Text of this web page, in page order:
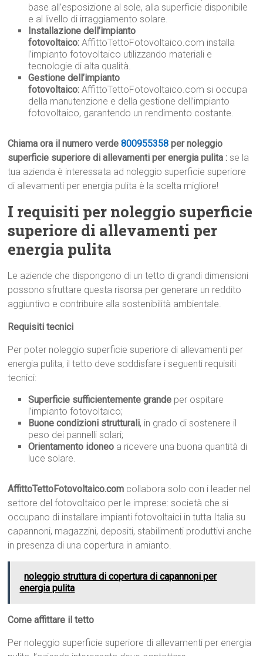
base all’esposizione al sole, alla superficie disponibile
e al livello di irraggiamento solare.
Installazione dell’impianto
fotovoltaico: AffittoTettoFotovoltaico.com installa
l’impianto fotovoltaico utilizzando materiali e
tecnologie di alta qualità.
Gestione dell’impianto
fotovoltaico: AffittoTettoFotovoltaico.com si occupa
della manutenzione e della gestione dell’impianto
fotovoltaico, garantendo un rendimento costante.
Chiama ora il numero verde800955358 per noleggio
superficie superiore di allevamenti per energia pulita : se la
tua azienda è interessata ad noleggio superficie superiore
di allevamenti per energia pulita è la scelta migliore!
I requisiti per noleggio superficie
superiore di allevamenti per
energia pulita
Le aziende che dispongono di un tetto di grandi dimensioni
possono sfruttare questa risorsa per generare un reddito
aggiuntivo e contribuire alla sostenibilità ambientale.
Requisiti tecnici
Per poter noleggio superficie superiore di allevamenti per
energia pulita, il tetto deve soddisfare i seguenti requisiti
tecnici:
Superficie sufficientemente grande per ospitare
l’impianto fotovoltaico;
Buone condizioni strutturali, in grado di sostenere il
peso dei pannelli solari;
Orientamento idoneo a ricevere una buona quantità di
luce solare.
AffittoTettoFotovoltaico.com collabora solo con i leader nel
settore del fotovoltaico per le imprese: società che si
occupano di installare impianti fotovoltaici in tutta Italia su
capannoni, magazzini, depositi, stabilimenti produttivi anche
in presenza di una copertura in amianto.
noleggio struttura di copertura di capannoni per
energia pulita
Come affittare il tetto
Per noleggio superficie superiore di allevamenti per energia